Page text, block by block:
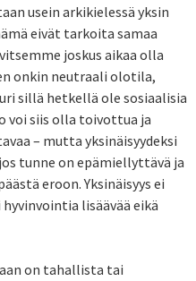
usein arkikielessä yksin
eivät tarkoita samaa
joskus aikaa olla
onkin neutraali olotila,
sillä hetkellä ole sosiaalisia
voi siis olla toivottua ja
– mutta yksinäisyydeksi
tunne on epämiellyttävä ja
eroon. Yksinäisyys ei
lisäävää eikä
on tahallista tai